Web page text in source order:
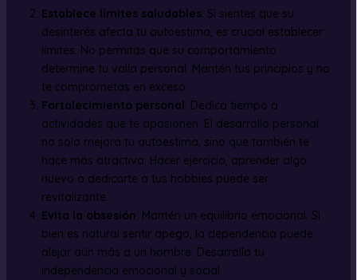
Establece límites saludables: Si sientes que su
desinterés afecta tu autoestima, es crucial establecer
límites. No permitas que su comportamiento
determine tu valía personal. Mantén tus principios y no
te comprometas en exceso.
Fortalecimiento personal: Dedica tiempo a
actividades que te apasionen. El desarrollo personal
no solo mejora tu autoestima, sino que también te
hace más atractiva. Hacer ejercicio, aprender algo
nuevo o dedicarte a tus hobbies puede ser
revitalizante.
Evita la obsesión: Mantén un equilibrio emocional. Si
bien es natural sentir apego, la dependencia puede
alejar aún más a un hombre. Desarrolla tu
independencia emocional y social.